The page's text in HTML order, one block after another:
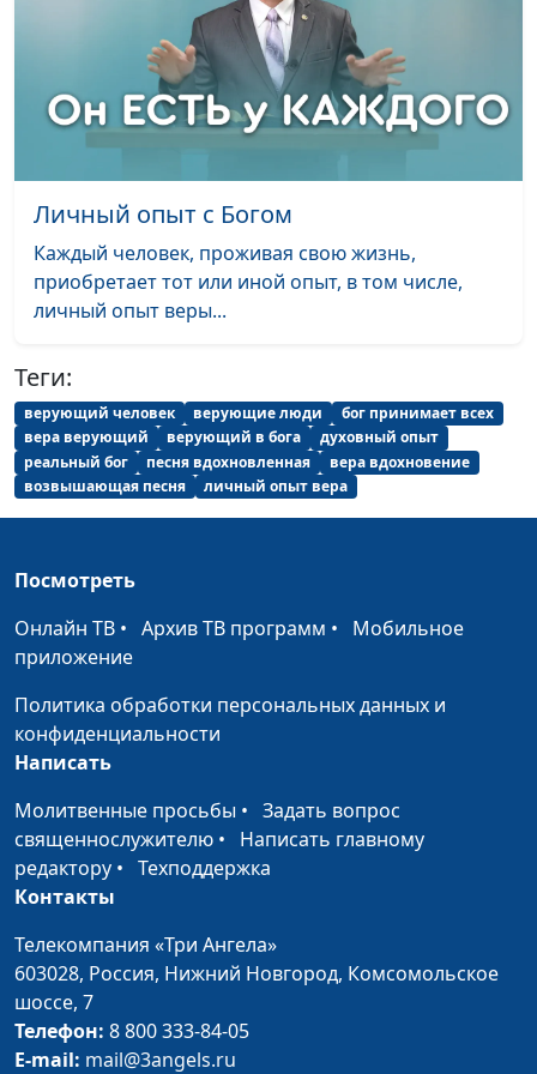
Михаил Чуев
Работа мечты Юлия Приписнова
"Верующий на суд не
приходит"
Ярослав Кныш #15
Служение осужденным Ярослав Кныш #14
молиться?
Бог - Друг в любых
Бог помогает даже в
тюрьме
Бог дает лучшее Кристина Иову #10
Когда нет шансов Игорь Кириченко #9
Верность Богу
вознаграждается
Долгий путь домой Игорь Кириченко
Что делать, если мечта
не сбывается?
Доверие Богу
Рискнуть ли ради
ближнего?
Тимофей Боронин
Почему я бросил
Когда теряешь
близких
Анастасия Новосёлова #1
Личный опыт с Богом
Каждый человек, проживая свою жизнь,
приобретает тот или иной опыт, в том числе,
личный опыт веры...
Теги:
верующий человек верующие люди
бог принимает всех
вера верующий
верующий в бога
духовный опыт
реальный бог
песня вдохновленная
вера вдохновение
возвышающая песня
личный опыт вера
Посмотреть
Онлайн ТВ • Архив ТВ программ • Мобильное
приложение
Политика обработки персональных данных и
конфиденциальности
Написать
Молитвенные просьбы • Задать вопрос
священнослужителю • Написать главному
редактору • Техподдержка
Контакты
Телекомпания «Три Ангела»
603028, Россия, Нижний Новгород, Комсомольское
шоссе, 7
Телефон: 8 800 333-84-05
E-mail: mail@3angels.ru